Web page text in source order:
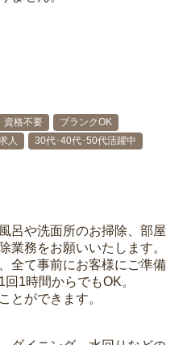
資格不要
ブランクOK
人 30代･40代･50代活躍中
呂や洗面所のお掃除、部屋
業務をお願いいたします。
全て事前にお客様にご準備
1時間からでもOK。
とができます。